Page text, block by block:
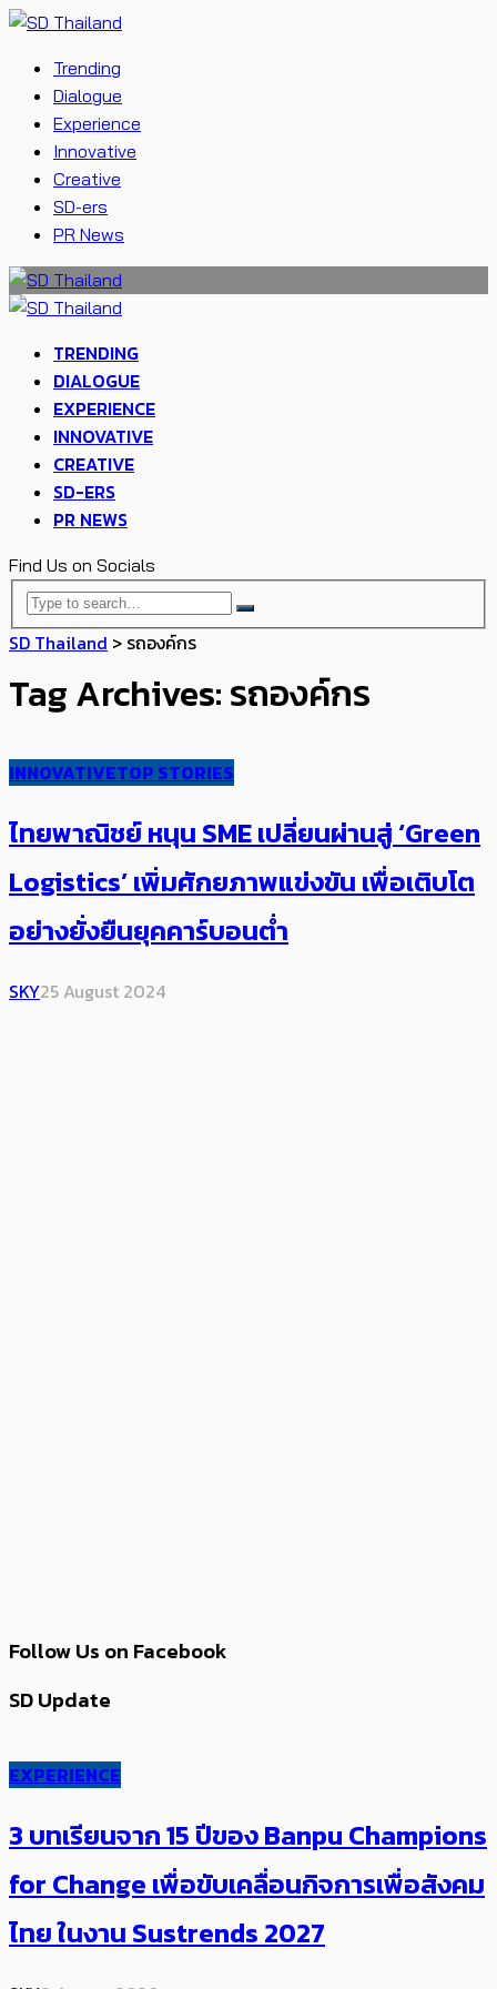
Trending
Dialogue
Experience
Innovative
Creative
SD-ers
PR News
TRENDING
DIALOGUE
EXPERIENCE
INNOVATIVE
CREATIVE
SD-ERS
PR NEWS
Find Us on Socials
SD Thailand > รถองค์กร
Tag Archives: รถองค์กร
INNOVATIVETOP STORIES
ไทยพาณิชย์ หนุน SME เปลี่ยนผ่านสู่ ‘Green
Logistics’ เพิ่มศักยภาพแข่งขัน เพื่อเติบโต
อย่างยั่งยืนยุคคาร์บอนต่ำ
SKY25 August 2024
Follow Us on Facebook
SD Update
EXPERIENCE
3 บทเรียนจาก 15 ปีของ Banpu Champions
for Change เพื่อขับเคลื่อนกิจการเพื่อสังคม
ไทย ในงาน Sustrends 2027